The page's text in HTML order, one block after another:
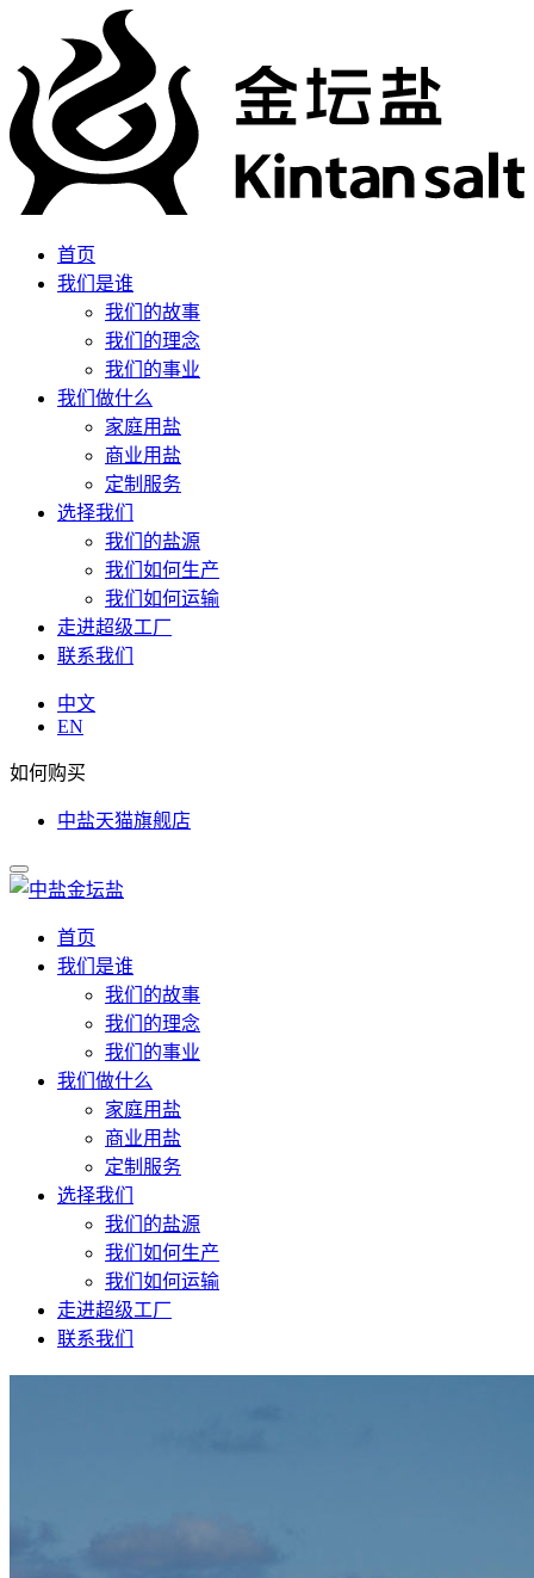
首页
我们是谁
我们的故事
我们的理念
我们的事业
我们做什么
家庭用盐
商业用盐
定制服务
选择我们
我们的盐源
我们如何生产
我们如何运输
走进超级工厂
联系我们
中文
EN
如何购买
中盐天猫旗舰店
首页
我们是谁
我们的故事
我们的理念
我们的事业
我们做什么
家庭用盐
商业用盐
定制服务
选择我们
我们的盐源
我们如何生产
我们如何运输
走进超级工厂
联系我们